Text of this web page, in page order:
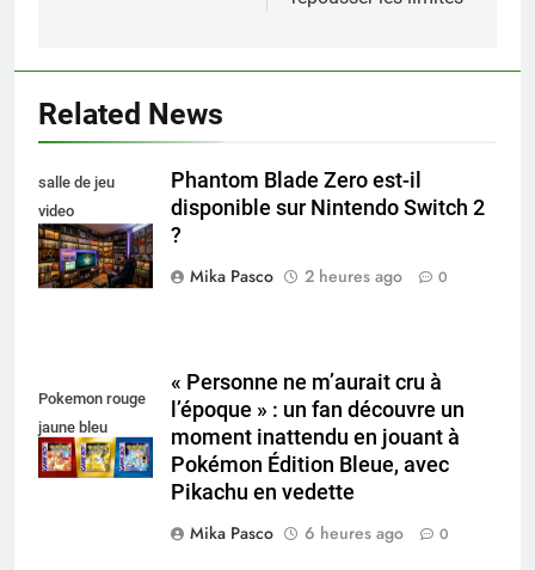
Related News
salle de jeu
video
collectionneur
Phantom Blade Zero est-il
disponible sur Nintendo Switch 2
?
Mika Pasco
2 heures ago 0
Pokemon rouge
jaune bleu
« Personne ne m’aurait cru à
l’époque » : un fan découvre un
moment inattendu en jouant à
Pokémon Édition Bleue, avec
Pikachu en vedette
Mika Pasco
6 heures ago 0